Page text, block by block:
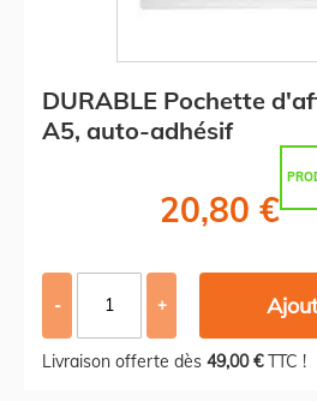
DURABLE Pochette
A5, auto-adhésif
20,80 €
- +
Livraison offerte dès 49,00 €TTC !